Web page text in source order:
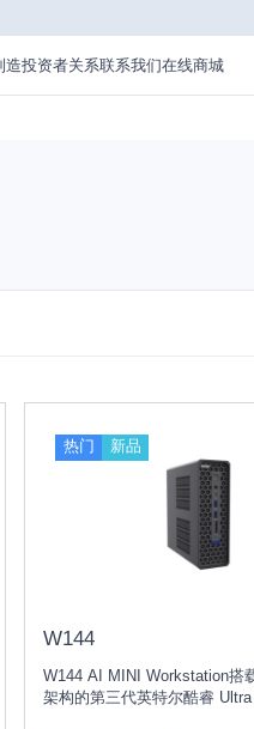
造投资者关系联系我们在线商城
热门 新品
W144
W144 AI MINI Workstation搭
架构的第三代英特尔酷睿 Ultra